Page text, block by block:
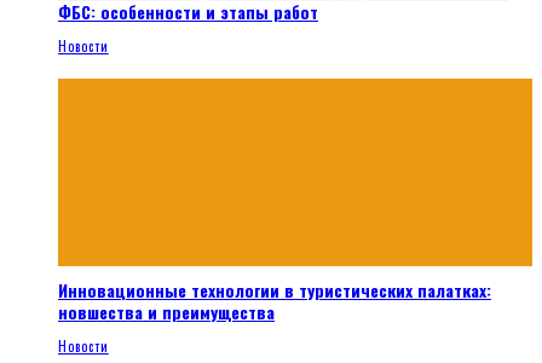
ФБС: особенности и этапы работ
Новости
Инновационные технологии в туристических палатках:
новшества и преимущества
Новости